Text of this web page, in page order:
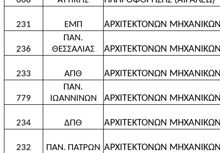
231 ΕΜΠ ΑΡΧΙΤΕΚΤΟΝΩΝ
236
ΠΑΝ.
ΘΕΣΣΑΛΙΑΣ
ΑΡΧΙΤΕΚΤΟΝΩΝ
233 ΑΠΘ ΑΡΧΙΤΕΚΤΟΝΩΝ
779
ΠΑΝ.
ΙΩΑΝΝΙΝΩΝ
ΑΡΧΙΤΕΚΤΟΝΩΝ
234 ΔΠΘ ΑΡΧΙΤΕΚΤΟΝΩΝ
232 ΠΑΝ. ΠΑΤΡΩΝ ΑΡΧΙΤΕΚΤΟΝΩΝ